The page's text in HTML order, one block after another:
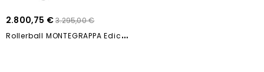
2.800,75 €3.295,00 €
R
Ollerball MONTEGRAPPA Edición Especial 007...